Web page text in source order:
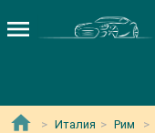
Италия Рим